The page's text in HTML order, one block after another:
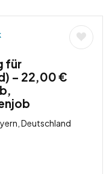
für
– 22,00 €
Deutschland